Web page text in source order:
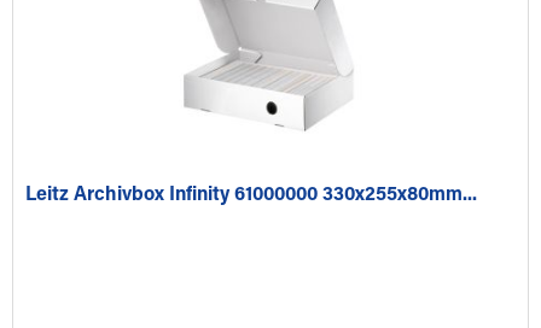
Leitz Archivbox Infinity 61000000 330x255x80mm...